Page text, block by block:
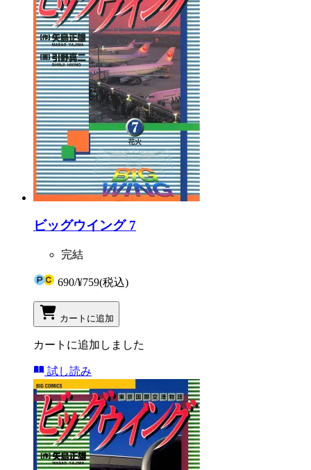
ビッグウイング 7
完結
690/¥759(税込)
カートに追加
カートに追加しました
試し読み